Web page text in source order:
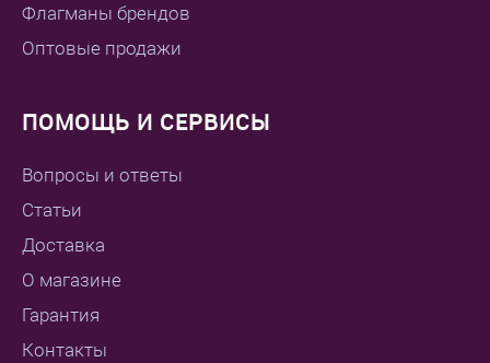
Флагманы брендов
Оптовые продажи
ПОМОЩЬ И СЕРВИСЫ
Вопросы и ответы
Статьи
Доставка
О магазине
Гарантия
Контакты